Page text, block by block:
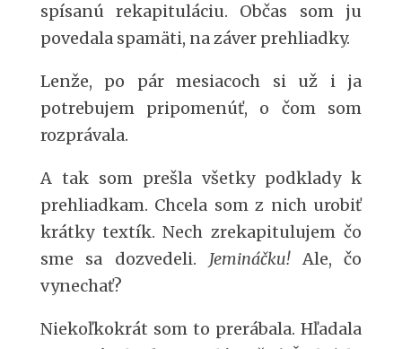
spísanú rekapituláciu. Občas som ju
povedala spamäti, na záver prehliadky.
Lenže, po pár mesiacoch si už i ja
potrebujem pripomenúť, o čom som
rozprávala.
A tak som prešla všetky podklady k
prehliadkam. Chcela som z nich urobiť
krátky textík. Nech zrekapitulujem čo
sme sa dozvedeli. Jemináčku! Ale, čo
vynechať?
Niekoľkokrát som to prerábala. Hľadala